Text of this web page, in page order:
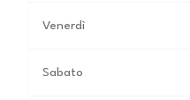
Venerdì
Sabato